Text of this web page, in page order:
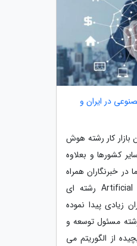
در ایران و
بازار کار رشته هوش
کشورها و بعلاوه
خبرنگاران همراه
باشید. Artificial intelligence رشته ای
زیادی پیدا نموده
مسئول توسعه و
از الگوریتم می